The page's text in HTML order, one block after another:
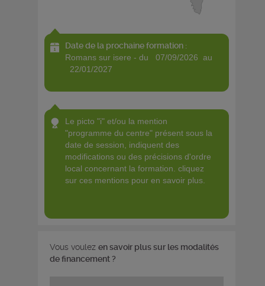
Date de la prochaine formation :
romans sur isere - du 07/09/2026 au
22/01/2027
le picto "i" et/ou la mention
"programme du centre" présent sous la
date de session, indiquent des
modifications ou des précisions d'ordre
local concernant la formation. cliquez
sur ces mentions pour en savoir plus.
Vous voulez en savoir plus sur les modalités
de financement ?